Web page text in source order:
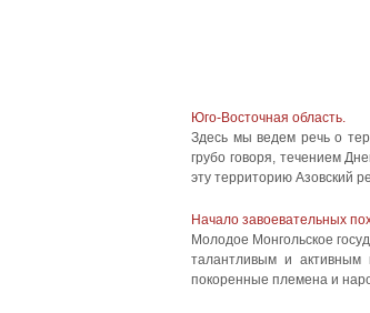
Юго-Восточная область.
Здесь мы ведем речь о
грубо говоря, течением
эту территорию Азовский
Начало завоевательных
Молодое Монгольское
талантливым и активным
покоренные племена и